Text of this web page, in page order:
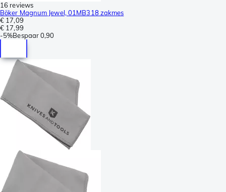
16 reviews
Böker Magnum Jewel, 01MB318 zakmes
€ 17,09
€ 17,99
-5%Bespaar0,90